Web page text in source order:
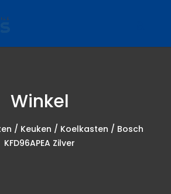
Winkel
/ Keuken / Koelkasten / Bosch
KFD96APEA Zilver